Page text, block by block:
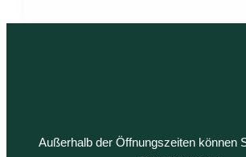
Außerhalb der Öffnungszeiten können